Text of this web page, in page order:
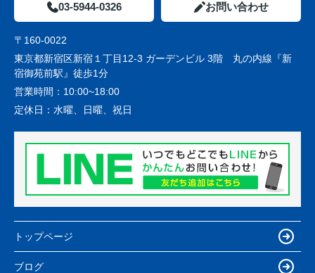
03-5944-0326 お問い合わせ
〒160-0022
東京都新宿区新宿１丁目12-3 ガーデンビル 3階 丸の内線『新
宿御苑前駅』徒歩1分
営業時間： 10:00~18:00
定休日： 水曜、日曜、祝日
トップページ
ブログ